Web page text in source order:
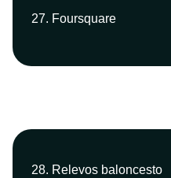
27. Foursquare
28. Relevos baloncesto